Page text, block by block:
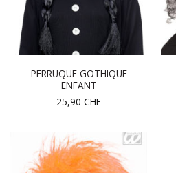
PERRUQUE GOTHIQUE
ENFANT
25,90 CHF